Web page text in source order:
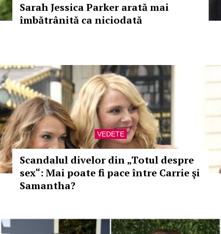
Sarah Jessica Parker arată mai
îmbătrânită ca niciodată
VEDETE
Scandalul divelor din „Totul despre
sex“: Mai poate fi pace între Carrie şi
Samantha?